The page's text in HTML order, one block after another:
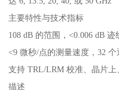
主要特性与技术指标
108 dB 的范围，<0.006 dB 迹
<9 微秒/点的测量速度，32 个
支持 TRL/LRM 校准、晶片
描述